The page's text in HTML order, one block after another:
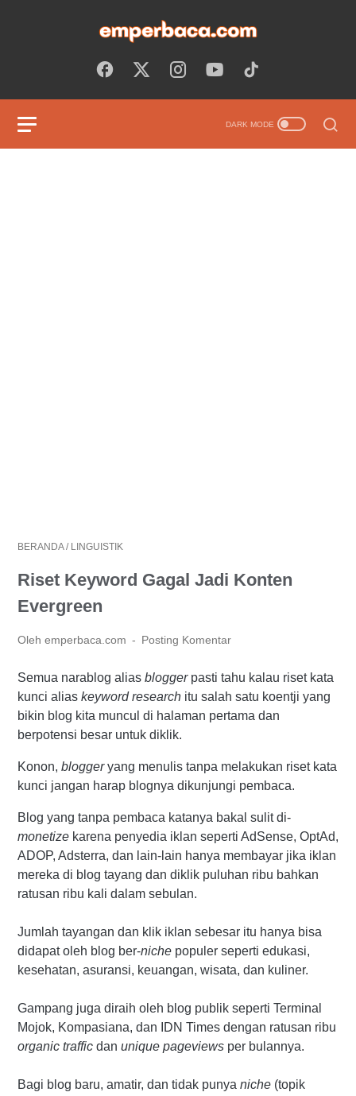
BERANDA / LINGUISTIK
Riset Keyword Gagal Jadi Konten
Evergreen
Oleh emperbaca.com Posting Komentar
Semua narablog alias bloggerpasti tahu kalau riset kata
kunci alias keyword research itu salah satu koentji yang
bikin blog kita muncul di halaman pertama dan
berpotensi besar untuk diklik.
Konon, bloggeryang menulis tanpa melakukan riset kata
kunci jangan harap blognya dikunjungi pembaca.
Blog yang tanpa pembaca katanya bakal sulit di-
monetize karena penyedia iklan seperti AdSense, OptAd,
ADOP, Adsterra, dan lain-lain hanya membayar jika iklan
mereka di blog tayang dan diklik puluhan ribu bahkan
ratusan ribu kali dalam sebulan.
Jumlah tayangan dan klik iklan sebesar itu hanya bisa
didapat oleh blog ber-niche populer seperti edukasi,
kesehatan, asuransi, keuangan, wisata, dan kuliner.
Gampang juga diraih oleh blog publik seperti Terminal
Mojok, Kompasiana, dan IDN Times dengan ratusan ribu
organic traffic dan unique pageviews per bulannya.
Bagi blog baru, amatir, dan tidak punya niche (topik